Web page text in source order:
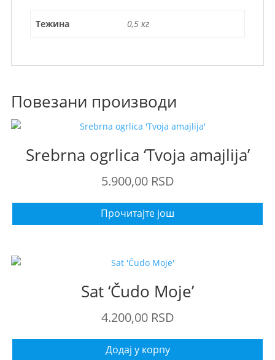
Тежина 0,5 кг
Повезани производи
Srebrna ogrlica ‘Tvoja amajlija’
5.900,00 RSD
Прочитајте још
Sat ‘Čudo Moje’
4.200,00 RSD
Додај у корпу